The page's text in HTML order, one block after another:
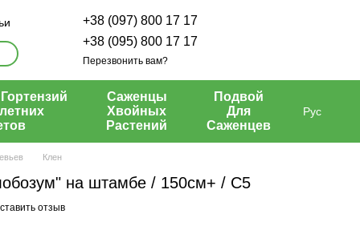
+38 (097) 800 17 17
+38 (095) 800 17 17
Перезвонить вам?
Саженцы
Хвойных
Растений
Подвой
Для
Саженцев
Рус
Клен
на штамбе / 150см+ / С5
отзыв